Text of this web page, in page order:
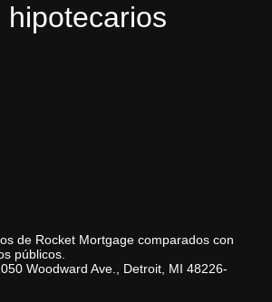
hipotecarios
de Rocket Mortgage comparados con
públicos.
Woodward Ave., Detroit, MI 48226-